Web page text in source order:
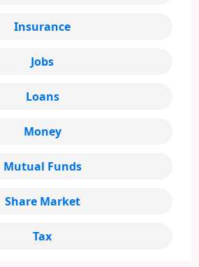
Insurance
Jobs
Loans
Money
Mutual Funds
Share Market
Tax